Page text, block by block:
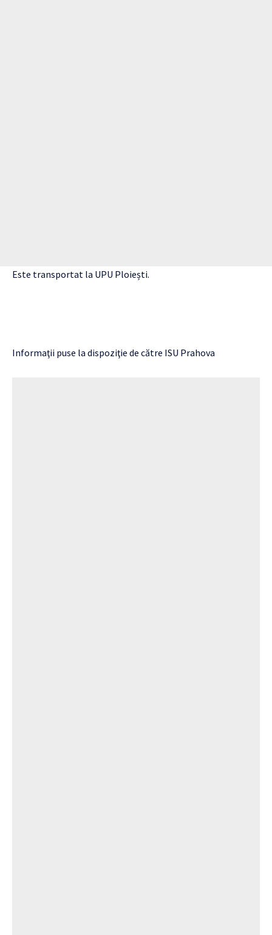
Este transportat la UPU Ploiești.
Informaţii puse la dispoziţie de către ISU Prahova